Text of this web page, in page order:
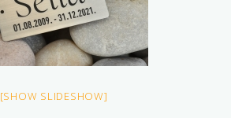
[SHOW SLIDESHOW]